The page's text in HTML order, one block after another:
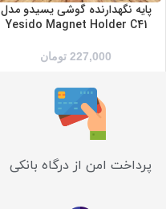
پایه نگهدارنده گوشی یسیدو مدل
Yesido Magnet Holder C41
227,000 تومان
پرداخت امن از درگاه بانکی